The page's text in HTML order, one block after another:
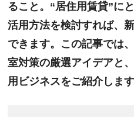
ること。“居住用賃貸”に
活用方法を検討すれば、
できます。この記事では
室対策の厳選アイデアと
用ビジネスをご紹介します